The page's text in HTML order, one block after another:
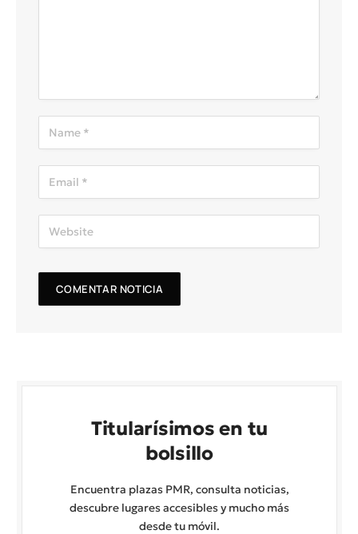
Titularísimos en tu
bolsillo
Encuentra plazas PMR, consulta noticias,
descubre lugares accesibles y mucho más
desde tu móvil.